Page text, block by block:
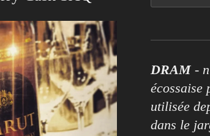
DRAM-
écossaise
utilisée
dans le